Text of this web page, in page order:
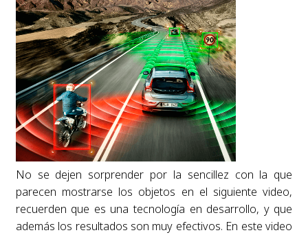
No se dejen sorprender por la sencillez con la que
parecen mostrarse los objetos en el siguiente video,
recuerden que es una tecnología en desarrollo, y que
además los resultados son muy efectivos. En este video